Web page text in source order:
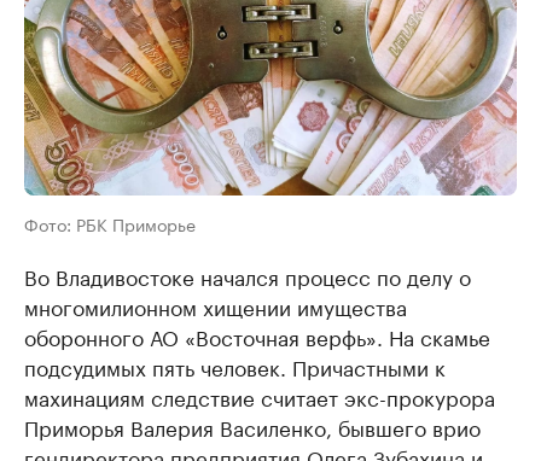
Фото: РБК Приморье
Во Владивостоке начался процесс по делу о
многомилионном хищении имущества
оборонного АО «Восточная верфь». На скамье
подсудимых пять человек. Причастными к
махинациям следствие считает экс-прокурора
Приморья Валерия Василенко, бывшего врио